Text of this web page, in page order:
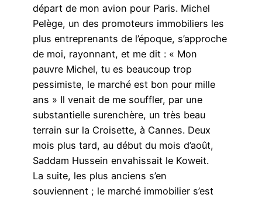
départ de mon avion pour Paris. Michel
Pelège, un des promoteurs immobiliers les
plus entreprenants de l’époque, s’approche
de moi, rayonnant, et me dit : « Mon
pauvre Michel, tu es beaucoup trop
pessimiste, le marché est bon pour mille
ans » Il venait de me souffler, par une
substantielle surenchère, un très beau
terrain sur la Croisette, à Cannes. Deux
mois plus tard, au début du mois d’août,
Saddam Hussein envahissait le Koweit.
La suite, les plus anciens s’en
souviennent ; le marché immobilier s’est